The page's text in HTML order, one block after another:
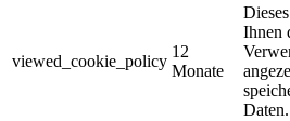
viewed_cookie_policy
12
Monate
Ihnen
Daten.